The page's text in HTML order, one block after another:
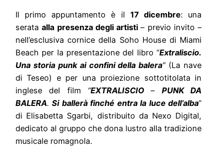
Il primo appuntamento è il 17 dicembre: una
serataalla presenza degli artisti– previo invito –
nell’esclusiva cornice della Soho House di Miami
Beach per la presentazione del libro “Extraliscio.
Una storia punk ai confini della balera”(La nave
di Teseo) e per una proiezione sottotitolata in
inglese del film “EXTRALISCIO– PUNK DA
BALERA.Si ballerà finché entra la luce dell’alba”
di Elisabetta Sgarbi, distribuito da Nexo Digital,
dedicato al gruppo che dona lustro alla tradizione
musicale romagnola.